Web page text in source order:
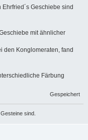
Geschiebe sind
mit ähnlicher
den Konglomeraten, fand
Färbung
Gespeichert
sind.